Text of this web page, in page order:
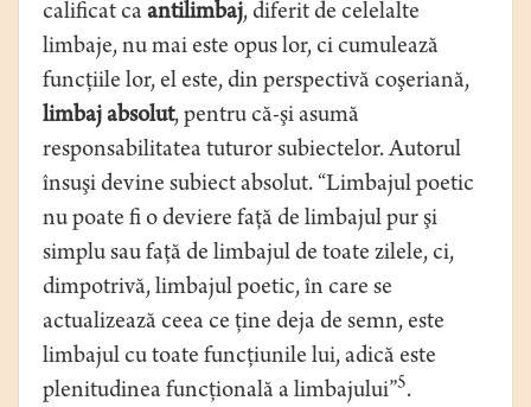
calificat ca antilimbaj, diferit de celelalte
limbaje, nu mai este opus lor, ci cumulează
funcţiile lor, el este, din perspectivă coşeriană,
limbaj absolut, pentru că-şi asumă
responsabilitatea tuturor subiectelor. Autorul
însuşi devine subiect absolut. “Limbajul poetic
nu poate fi o deviere faţă de limbajul pur şi
simplu sau faţă de limbajul de toate zilele, ci,
dimpotrivă, limbajul poetic, în care se
actualizează ceea ce ţine deja de semn, este
limbajul cu toate funcţiunile lui, adică este
plenitudinea funcţională a limbajului”5.